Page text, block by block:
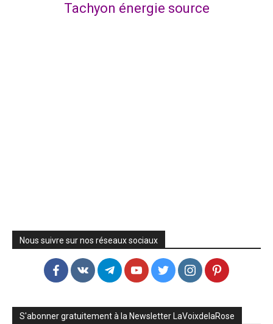
Tachyon énergie source
Nous suivre sur nos réseaux sociaux
S'abonner gratuitement à la Newsletter LaVoixdelaRose